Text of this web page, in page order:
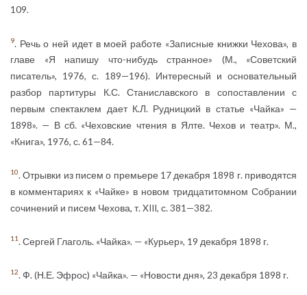
109.
9
. Речь о ней идет в моей работе «Записные книжки Чехова», в
главе «Я напишу что-нибудь странное» (М., «Советский
писатель», 1976, с. 189—196). Интересный и основательный
разбор партитуры К.С. Станиславского в сопоставлении с
первым спектаклем дает К.Л. Рудницкий в статье «Чайка» —
1898». — В сб. «Чеховские чтения в Ялте. Чехов и театр». М.,
«Книга», 1976, с. 61—84.
10. Отрывки из писем о премьере 17 декабря 1898 г. приводятся
в комментариях к «Чайке» в новом тридцатитомном Собрании
сочинений и писем Чехова, т. XIII, с. 381—382.
11. Сергей Глаголь. «Чайка». — «Курьер», 19 декабря 1898 г.
12. Ф. (Н.Е. Эфрос) «Чайка». — «Новости дня», 23 декабря 1898 г.